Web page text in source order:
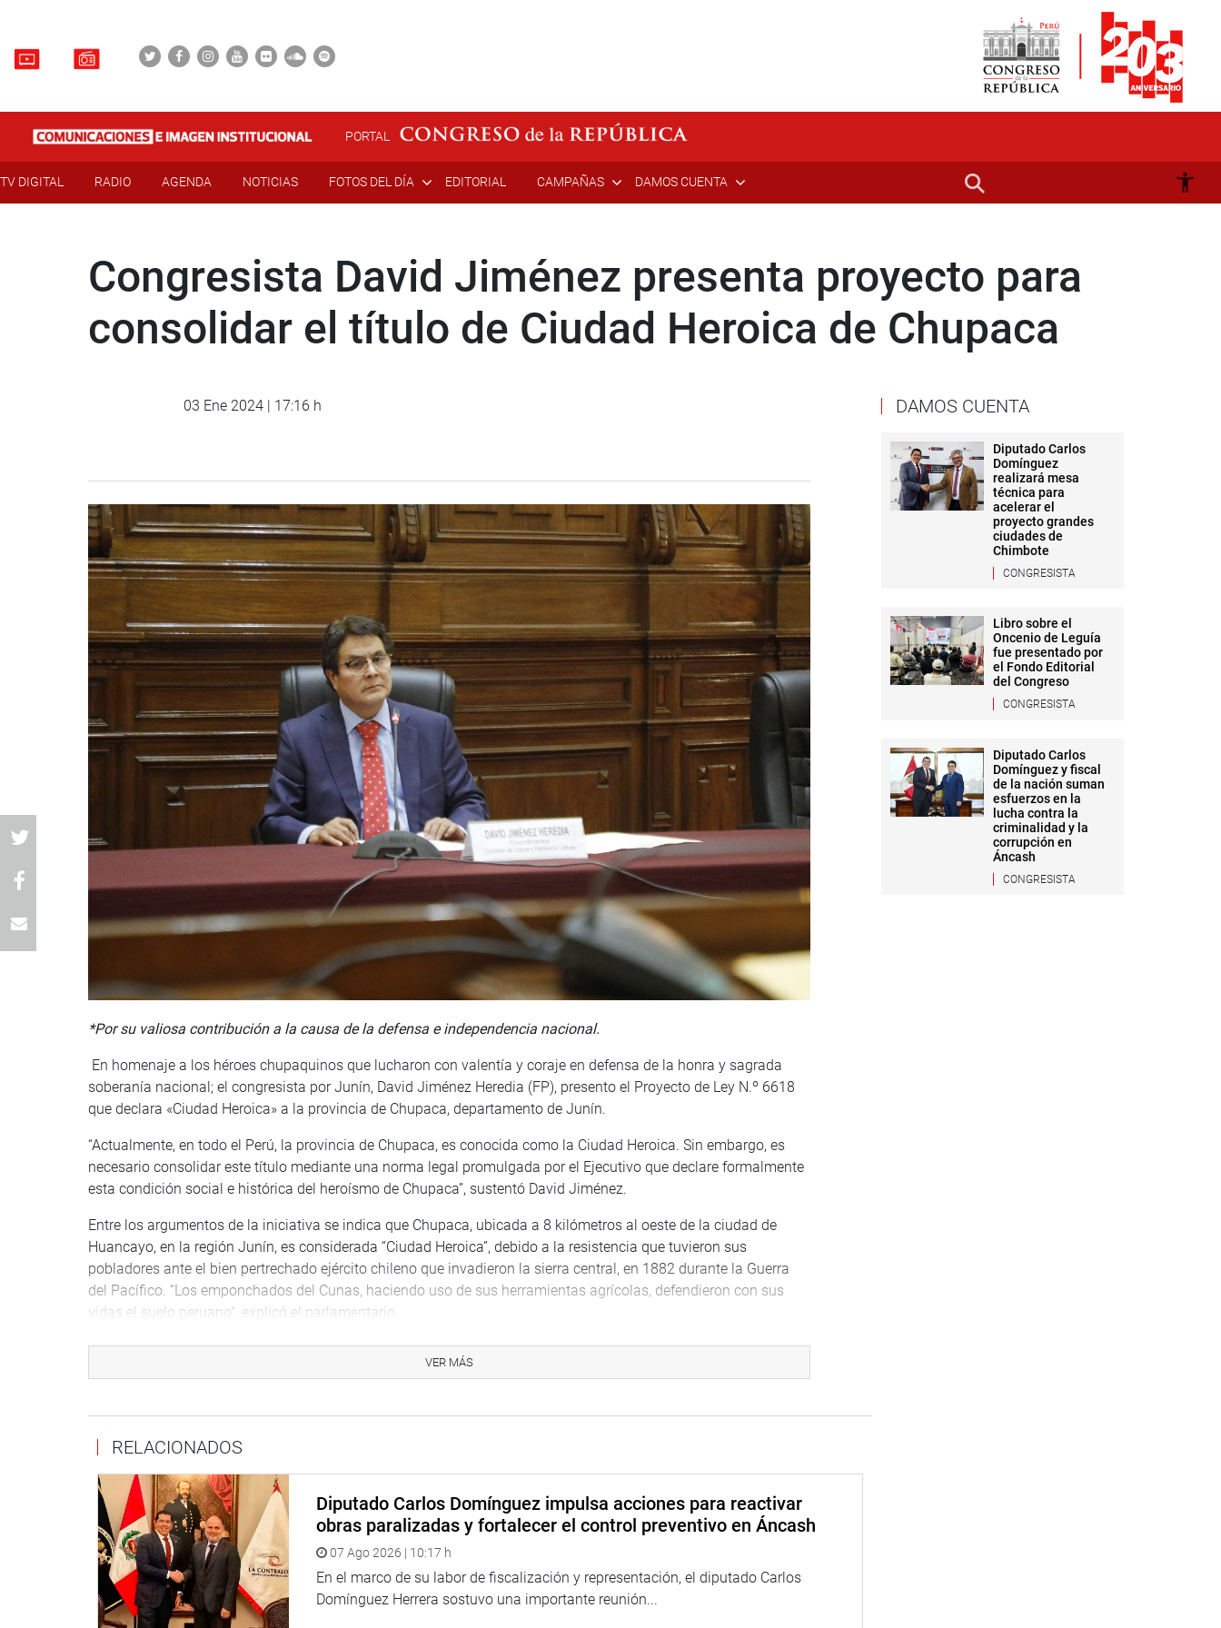
PORTAL
TV DIGITAL RADIO AGENDA NOTICIAS FOTOS DEL DÍA EDITORIAL CAMPAÑAS DAMOS CUENTA
Congresista David Jiménez presenta proyecto para
consolidar el título de Ciudad Heroica de Chupaca
03 Ene 2024 | 17:16 h
*Por su valiosa contribución a la causa de la defensa e independencia nacional.
En homenaje a los héroes chupaquinos que lucharon con valentía y coraje en defensa de la honra y sagrada
soberanía nacional; el congresista por Junín, David Jiménez Heredia (FP), presento el Proyecto de Ley N.º 6618
que declara «Ciudad Heroica» a la provincia de Chupaca, departamento de Junín.
“Actualmente, en todo el Perú, la provincia de Chupaca, es conocida como la Ciudad Heroica. Sin embargo, es
necesario consolidar este título mediante una norma legal promulgada por el Ejecutivo que declare formalmente
esta condición social e histórica del heroísmo de Chupaca”, sustentó David Jiménez.
Entre los argumentos de la iniciativa se indica que Chupaca, ubicada a 8 kilómetros al oeste de la ciudad de
Huancayo, en la región Junín, es considerada “Ciudad Heroica”, debido a la resistencia que tuvieron sus
pobladores ante el bien pertrechado ejército chileno que invadieron la sierra central, en 1882 durante la Guerra
del Pacífico. “Los emponchados del Cunas, haciendo uso de sus herramientas agrícolas, defendieron con sus
vidas el suelo peruano”, explicó el parlamentario.
Para su implementación, el proyecto de ley, en su disposición complementaria, demanda al Ministerio de
Educación, de conformidad con sus atribuciones y competencias, adopta las acciones correspondientes, en
VER MÁS
RELACIONADOS
Diputado Carlos Domínguez impulsa acciones para reactivar
obras paralizadas y fortalecer el control preventivo en Áncash
07 Ago 2026 | 10:17 h
En el marco de su labor de fiscalización y representación, el diputado Carlos
Domínguez Herrera sostuvo una importante reunión...
DAMOS CUENTA
Diputado Carlos
Domínguez
realizará mesa
técnica para
acelerar el
proyecto grandes
ciudades de
Chimbote
CONGRESISTA
Libro sobre el
Oncenio de Leguía
fue presentado por
el Fondo Editorial
del Congreso
CONGRESISTA
Diputado Carlos
Domínguez y fiscal
de la nación suman
esfuerzos en la
lucha contra la
criminalidad y la
corrupción en
Áncash
CONGRESISTA